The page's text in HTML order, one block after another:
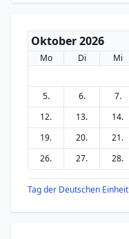
Oktober 2026
Mo Di Mi
5.
6. 7.
12.
13. 14.
19.
20. 21.
26.
27. 28.
Tag der Deutschen Einheit